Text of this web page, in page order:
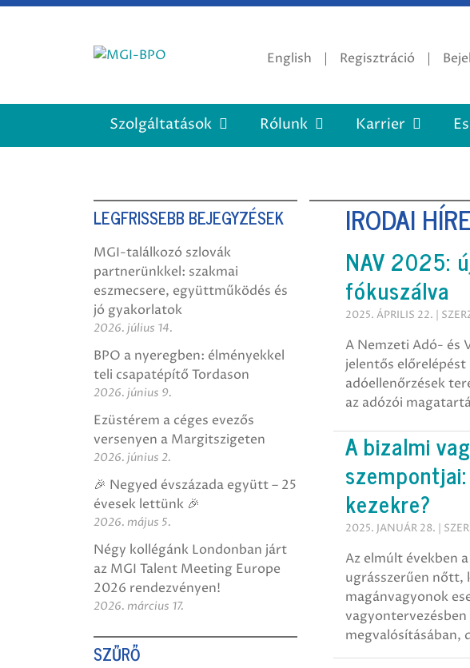
Tovább
English Regisztráció
Szolgáltatások Rólunk Karrier
IRODAI
NAV 2025:
fókuszálva
2025. ÁPRILIS 22. |
A Nemzeti Adó- és
jelentős
adóellenőrzések
az adózói
A bizalmi
kezekre?
2025. JANUÁR 28. |
Az elmúlt években
ugrásszerűen nőtt,
magánvagyonok
megvalósításában,
LEGFRISSEBB BEJEGYZÉSEK
MGI-találkozó szlovák
partnerünkkel: szakmai
eszmecsere, együttműködés és
jó gyakorlatok
2026. július 14.
BPO a nyeregben: élményekkel
teli csapatépítő Tordason
2026. június 9.
Ezüstérem a céges evezős
versenyen a Margitszigeten
2026. június 2.
🎉 Negyed évszázada együtt – 25
évesek lettünk 🎉
2026. május 5.
Négy kollégánk Londonban járt
az MGI Talent Meeting Europe
2026 rendezvényen!
2026. március 17.
SZŰRŐ